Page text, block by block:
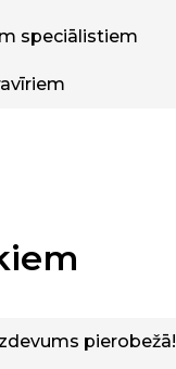
speciālistiem
pierobežā!